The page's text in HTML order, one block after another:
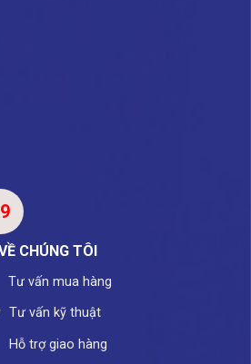
CHÚNG TÔI
Tư vấn mua hàng
Tư vấn kỹ thuật
Hỗ trợ giao hàng